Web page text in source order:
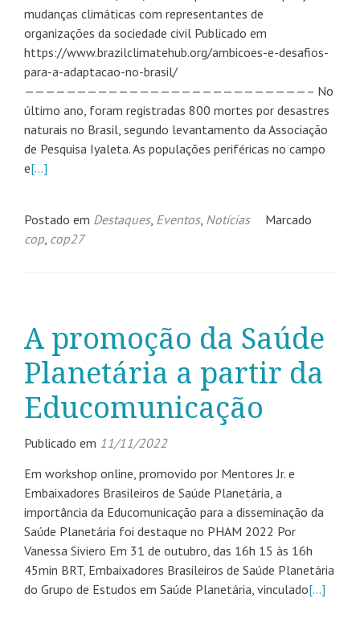
mudanças climáticas com representantes de
organizações da sociedade civil Publicado em
https://www.brazilclimatehub.org/ambicoes-e-desafios-
para-a-adaptacao-no-brasil/
———————————————————————————– No
último ano, foram registradas 800 mortes por desastres
naturais no Brasil, segundo levantamento da Associação
de Pesquisa Iyaleta. As populações periféricas no campo
e[…]
Postado em Destaques, Eventos, Notícias
Marcado
cop, cop27
A promoção da Saúde
Planetária a partir da
Educomunicação
Publicado em 11/11/2022
Em workshop online, promovido por Mentores Jr. e
Embaixadores Brasileiros de Saúde Planetária, a
importância da Educomunicação para a disseminação da
Saúde Planetária foi destaque no PHAM 2022 Por
Vanessa Siviero Em 31 de outubro, das 16h 15 às 16h
45min BRT, Embaixadores Brasileiros de Saúde Planetária
do Grupo de Estudos em Saúde Planetária, vinculado[…]